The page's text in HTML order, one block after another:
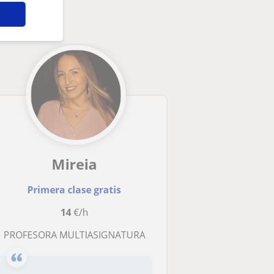
Mireia
Primera clase gratis
14€/h
PROFESORA MULTIASIGNATURA